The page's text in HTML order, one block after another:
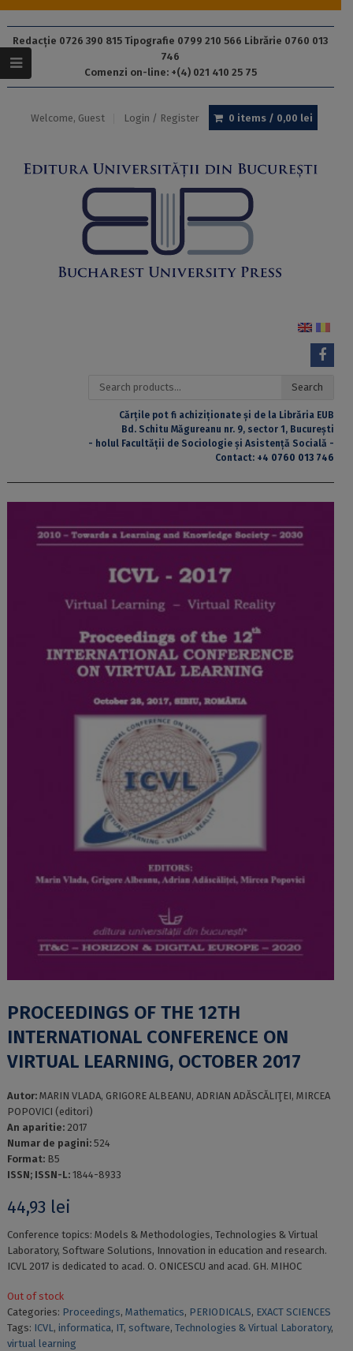
Redacție 0726 390 815 Tipografie 0799 210 566 Librărie 0760 013
746
Comenzi on-line: +(4) 021 410 25 75
Welcome, Guest Login / Register 0 items / 0,00 lei
Search
Search
Cărțile pot fi achiziționate și de la Librăria EUB
Bd. Schitu Măgureanu nr. 9, sector 1, București
- holul Facultății de Sociologie și Asistență Socială -
Contact: +4 0760 013 746
PROCEEDINGS OF THE 12TH
INTERNATIONAL CONFERENCE ON
VIRTUAL LEARNING, OCTOBER 2017
Autor: MARIN VLADA, GRIGORE ALBEANU, ADRIAN ADĂSCĂLIŢEI, MIRCEA
POPOVICI (editori)
An aparitie: 2017
Numar de pagini: 524
Format: B5
ISSN; ISSN-L: 1844-8933
44,93 lei
Conference topics: Models & Methodologies, Technologies & Virtual
Laboratory, Software Solutions, Innovation in education and research.
ICVL 2017 is dedicated to acad. O. ONICESCU and acad. GH. MIHOC
Out of stock
Categories: Proceedings, Mathematics, PERIODICALS, EXACT SCIENCES
Tags: ICVL, informatica, IT, software, Technologies & Virtual Laboratory,
virtual learning